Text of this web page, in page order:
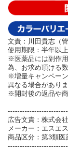
文責：川田貴志（管
使用期限：半年以
※医薬品には副作
為、お求め頂ける
※増量キャンペー
異なる場合があり
※開封後の返品や
広告文責：株式会
メーカー：エスエ
商品区分：第3類医